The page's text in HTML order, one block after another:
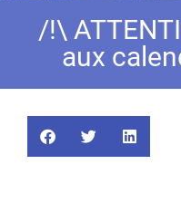
/!\
aux